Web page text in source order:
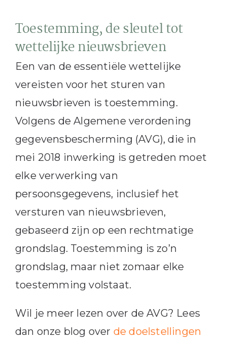
Toestemming, de sleutel tot
wettelijke nieuwsbrieven
Een van de essentiële wettelijke
vereisten voor het sturen van
nieuwsbrieven is toestemming.
Volgens de Algemene verordening
gegevensbescherming (AVG), die in
mei 2018 inwerking is getreden moet
elke verwerking van
persoonsgegevens, inclusief het
versturen van nieuwsbrieven,
gebaseerd zijn op een rechtmatige
grondslag. Toestemming is zo’n
grondslag, maar niet zomaar elke
toestemming volstaat.
Wil je meer lezen over de AVG? Lees
dan onze blog over de doelstellingen